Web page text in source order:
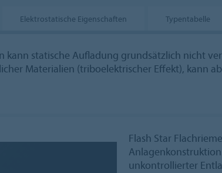
Elektrostatische Eigenschaften Typentabelle
kann statische Aufladung grundsätzlich nicht
Materialien (triboelektrischer Effekt), kann
Flash Star
unkontrollierter